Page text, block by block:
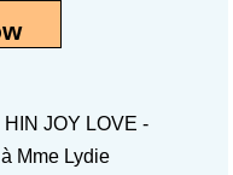
JOY LOVE -
Mme Lydie